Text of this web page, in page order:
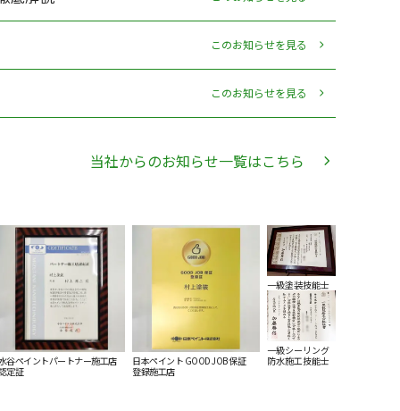
このお知らせを見る
このお知らせを見る
当社からのお知らせ一覧はこちら
谷ペイントパートナー施工店
定証
日本ペイント GOOD JOB 保証
登録施工店
⁨⁩⁨⁩⁨⁩⁨⁩⁨⁩⁨⁩⁨⁩⁨⁩一級塗装技能士
一級シーリング
防水施工技能士